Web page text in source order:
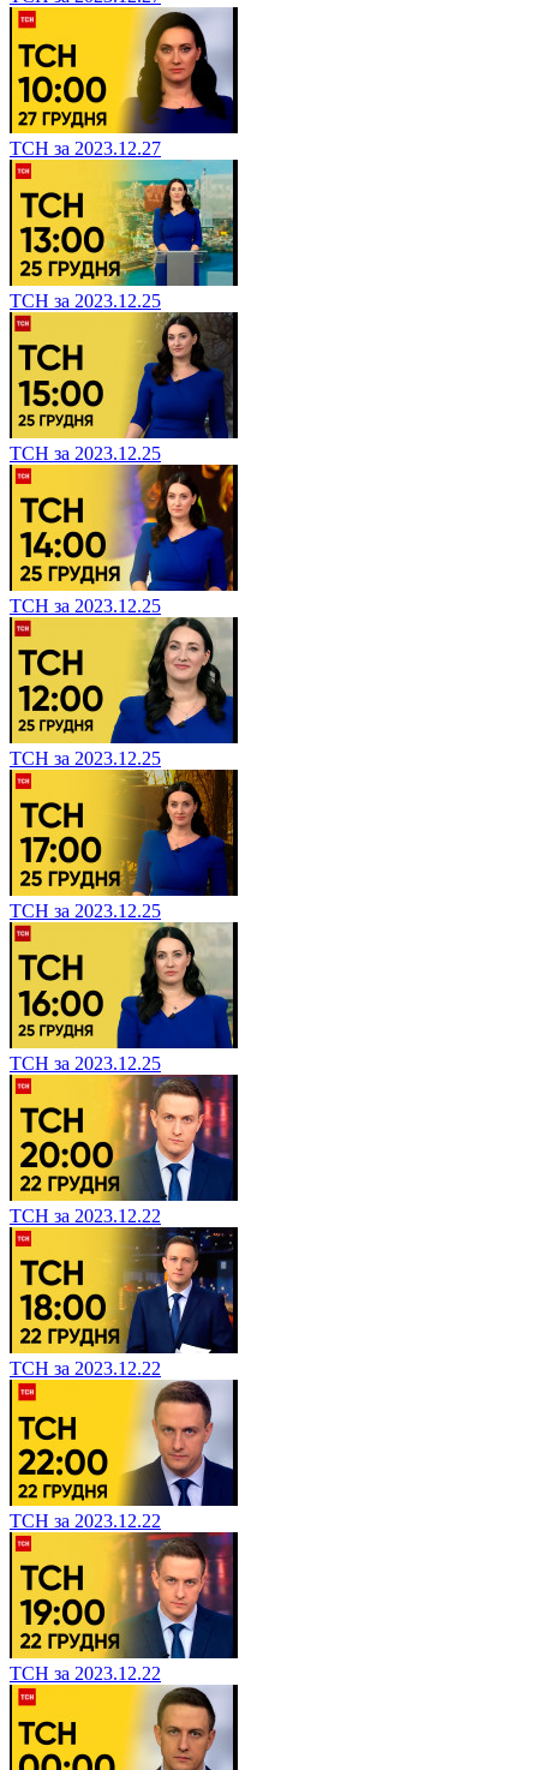
ТСН за 2023.12.27
ТСН за 2023.12.25
ТСН за 2023.12.25
ТСН за 2023.12.25
ТСН за 2023.12.25
ТСН за 2023.12.25
ТСН за 2023.12.25
ТСН за 2023.12.22
ТСН за 2023.12.22
ТСН за 2023.12.22
ТСН за 2023.12.22